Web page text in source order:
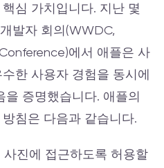
심 가치입니다. 지난 몇
발자 회의(WWDC,
에서 애플은 사
한 사용자 경험을 동시에
증명했습니다. 애플의
침은 다음과 같습니다.
진에 접근하도록 허용할